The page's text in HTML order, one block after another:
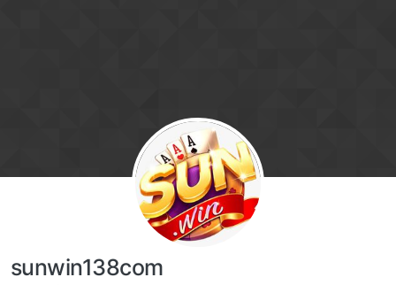
sunwin138com